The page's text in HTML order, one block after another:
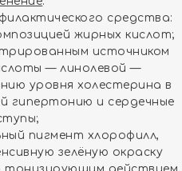
средства:
жирных кислот;
источником
— линолевой —
уровня холестерина в
гипертонию и сердечные
пигмент хлорофилл,
зелёную окраску